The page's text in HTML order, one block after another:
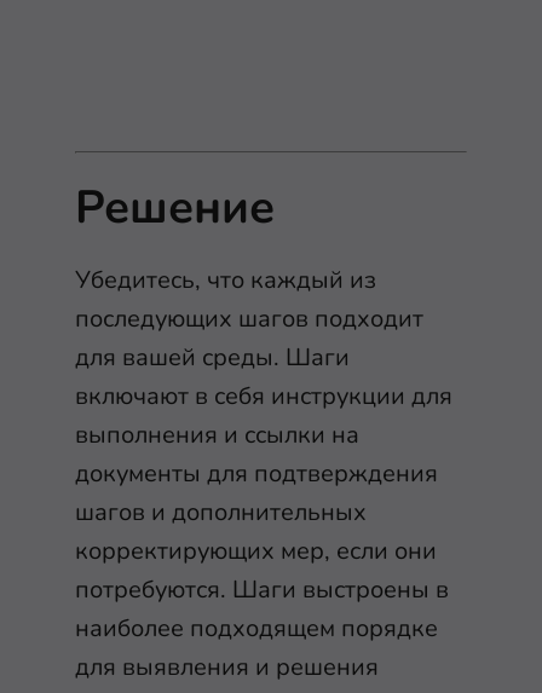
Решение
Убедитесь, что каждый из
последующих шагов подходит
для вашей среды. Шаги
включают в себя инструкции для
выполнения и ссылки на
документы для подтверждения
шагов и дополнительных
корректирующих мер, если они
потребуются. Шаги выстроены в
наиболее подходящем порядке
для выявления и решения